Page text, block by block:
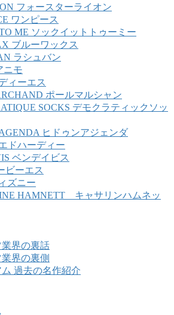
フォースターライオン
ワンピース
ME ソックイットトゥーミー
ブルーワックス
ラシュバン
ニモ
ィーエス
ポールマルシャン
SOCKS デモクラティックソッ
ヒドゥンアジェンダ
ドハーディー
ベンデイビス
ビーエス
ズニー
HAMNETT キャサリンハムネッ
界の裏話
界の裏側
過去の名作紹介